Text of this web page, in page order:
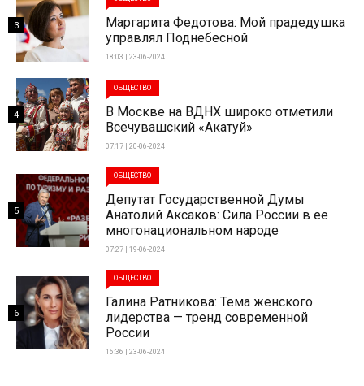
Маргарита Федотова: Мой прадедушка
управлял Поднебесной
18:03 | 23-06-2024
3
ОБЩЕСТВО
В Москве на ВДНХ широко отметили
Всечувашский «Акатуй»
07:17 | 20-06-2024
4
ОБЩЕСТВО
Депутат Государственной Думы
Анатолий Аксаков: Сила России в ее
многонациональном народе
07:27 | 19-06-2024
5
ОБЩЕСТВО
Галина Ратникова: Тема женского
лидерства — тренд современной
России
16:36 | 23-06-2024
6